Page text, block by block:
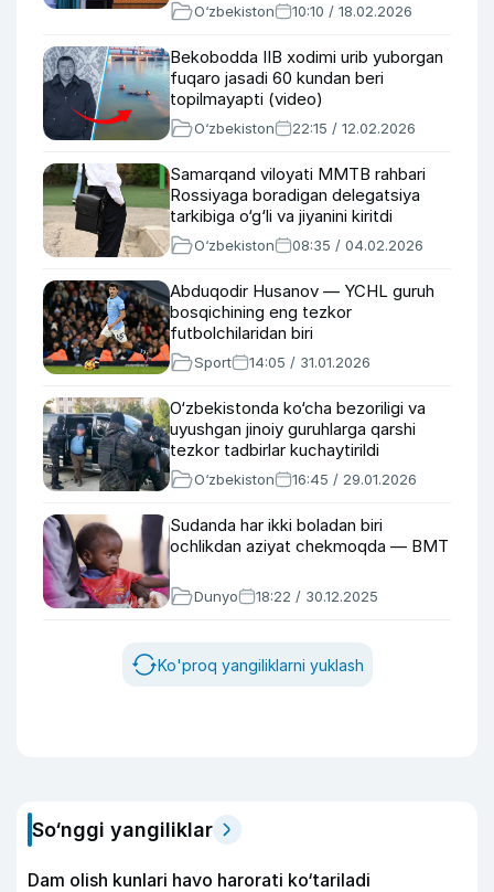
O‘zbekiston 10:10 / 18.02.2026
Bekobodda IIB xodimi urib yuborgan
fuqaro jasadi 60 kundan beri
topilmayapti (video)
O‘zbekiston 22:15 / 12.02.2026
Samarqand viloyati MMTB rahbari
Rossiyaga boradigan delegatsiya
tarkibiga o‘g‘li va jiyanini kiritdi
O‘zbekiston 08:35 / 04.02.2026
Abduqodir Husanov — YCHL guruh
bosqichining eng tezkor
futbolchilaridan biri
Sport 14:05 / 31.01.2026
O‘zbekistonda ko‘cha bezoriligi va
uyushgan jinoiy guruhlarga qarshi
tezkor tadbirlar kuchaytirildi
O‘zbekiston 16:45 / 29.01.2026
Sudanda har ikki boladan biri
ochlikdan aziyat chekmoqda — BMT
Dunyo 18:22 / 30.12.2025
Ko'proq yangiliklarni yuklash
So‘nggi yangiliklar
Dam olish kunlari havo harorati ko‘tariladi